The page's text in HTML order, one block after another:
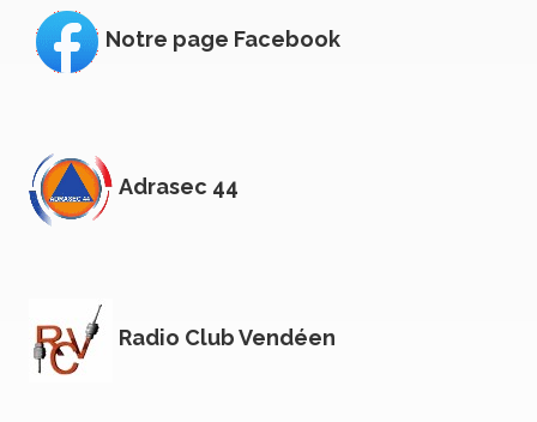
Notre page Facebook
Adrasec 44
Radio Club Vendéen